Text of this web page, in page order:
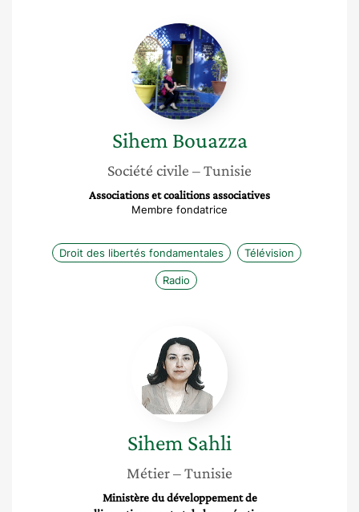
Sihem
Bouazza
Sihem Bouazza
Société civile – Tunisie
Associations et coalitions associatives
Membre fondatrice
Droit des libertés fondamentales Télévision
Radio
Sihem
Sahli
Sihem Sahli
Métier– Tunisie
Ministère du développement de